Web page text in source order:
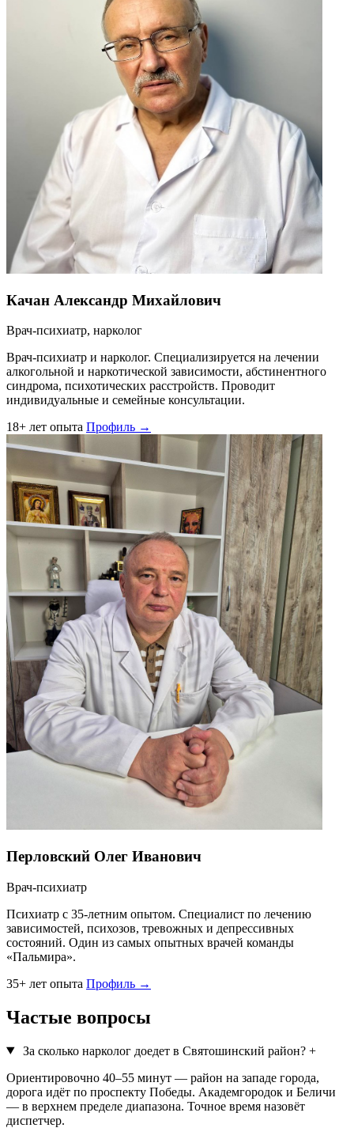
Качан Александр Михайлович
Врач-психиатр, нарколог
Врач-психиатр и нарколог. Специализируется на лечении
алкогольной и наркотической зависимости, абстинентного
синдрома, психотических расстройств. Проводит
индивидуальные и семейные консультации.
18+ лет опыта Профиль →
Перловский Олег Иванович
Врач-психиатр
Психиатр с 35-летним опытом. Специалист по лечению
зависимостей, психозов, тревожных и депрессивных
состояний. Один из самых опытных врачей команды
«Пальмира».
35+ лет опыта Профиль →
Частые вопросы
За сколько нарколог доедет в Святошинский район? +
Ориентировочно 40–55 минут — район на западе города,
дорога идёт по проспекту Победы. Академгородок и Беличи
— в верхнем пределе диапазона. Точное время назовёт
диспетчер.